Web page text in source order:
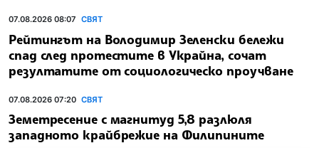
07.08.2026 08:07 СВЯТ
Рейтингът на Володимир Зеленски бележи
спад след протестите в Украйна, сочат
резултатите от социологическо проучване
07.08.2026 07:20 СВЯТ
Земетресение с магнитуд 5,8 разлюля
западното крайбрежие на Филипините